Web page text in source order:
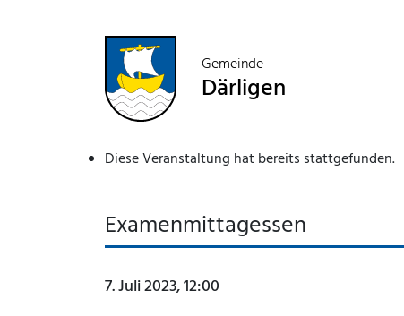
Gemeinde
Därligen
Diese Veranstaltung hat bereits stattgefunden.
Examenmittagessen
7. Juli 2023, 12:00